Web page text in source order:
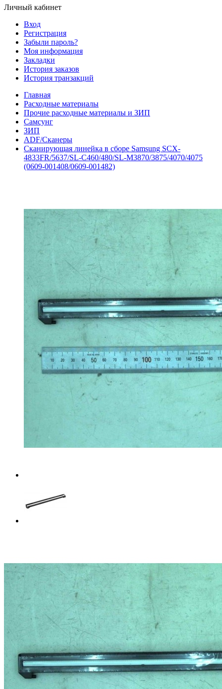
Личный кабинет
Вход
Регистрация
Забыли пароль?
Моя информация
Закладки
История заказов
История транзакций
Главная
Расходные материалы
Прочие расходные материалы и ЗИП
Самсунг
ЗИП
ADF/Сканеры
Сканирующая линейка в сборе Samsung SCX-
4833FR/5637/SL-C460/480/SL-M3870/3875/4070/4075
(0609-001408/0609-001482)